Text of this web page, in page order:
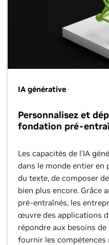
IA générative
Personnalisez et
fondation pré-
Les capacités de l’IA
dans le monde entier
du texte, de composer
bien plus encore. Grâce
pré-entraînés, les
œuvre des applications
répondre aux besoins
fournir les compétences